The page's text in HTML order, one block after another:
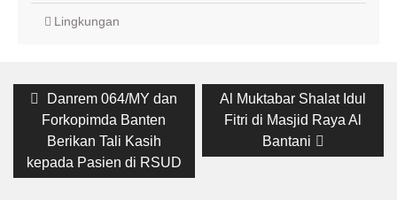
Lingkungan
Post
navigation
Previous
post:
Danrem 064/MY dan
Forkopimda Banten
Berikan Tali Kasih
kepada Pasien di RSUD
Next
post:
Al Muktabar Shalat Idul
Fitri di Masjid Raya Al
Bantani